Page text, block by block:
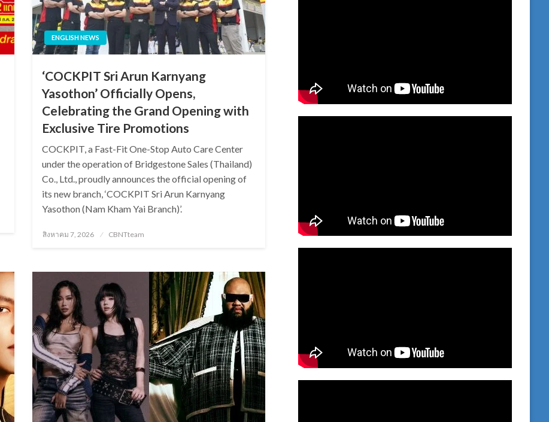
ENGLISH NEWS
‘COCKPIT Sri Arun Karnyang
Yasothon’ Officially Opens,
Celebrating the Grand Opening with
Exclusive Tire Promotions
COCKPIT, a Fast-Fit One-Stop Auto Care Center
under the operation of Bridgestone Sales (Thailand)
Co., Ltd., proudly announces the official opening of
its new branch, ‘COCKPIT Sri Arun Karnyang
Yasothon (Nam Kham Yai Branch)’.
Posted
สิงหาคม 7, 2026 CBNTteam